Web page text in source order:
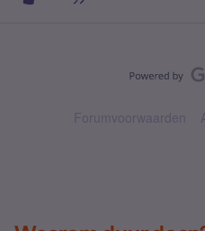
Forumvoorwaarden